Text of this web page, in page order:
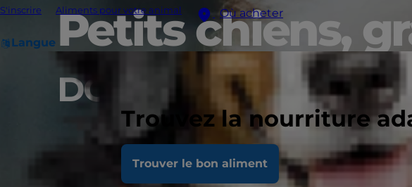
S'inscrire Aliments pour votre animal Où acheter
Langue
Trouvez la nourriture
Trouver le bon aliment
Petits chiens,
DONNER PLUS